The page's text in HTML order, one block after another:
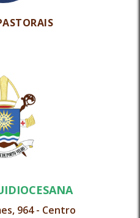
964 - Centro